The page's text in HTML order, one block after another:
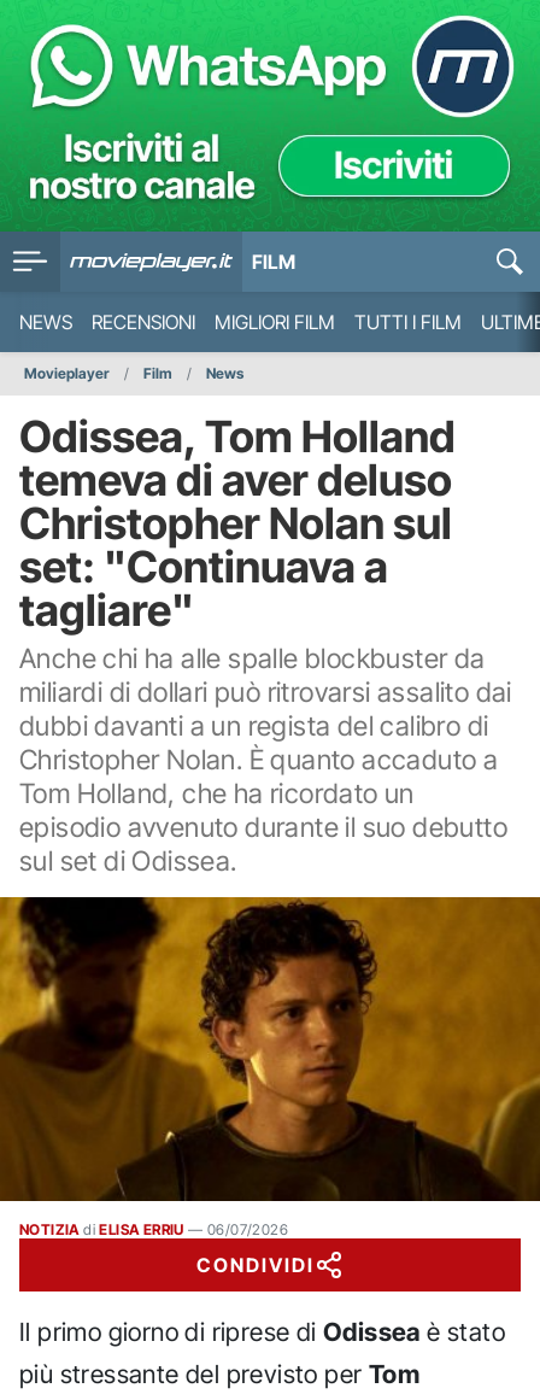
FILM
NEWS RECENSIONI MIGLIORI FILM TUTTI I FILM
Movieplayer Film News
Odissea, Tom Holland
temeva di aver deluso
Christopher Nolan sul
set: "Continuava a
tagliare"
Anche chi ha alle spalle blockbuster da
miliardi di dollari può ritrovarsi assalito dai
dubbi davanti a un regista del calibro di
Christopher Nolan. È quanto accaduto a
Tom Holland, che ha ricordato un
episodio avvenuto durante il suo debutto
sul set di Odissea.
NOTIZIA di ELISA ERRIU —06/07/2026
CONDIVIDI
Il primo giorno di riprese di Odissea è stato
più stressante del previsto per Tom